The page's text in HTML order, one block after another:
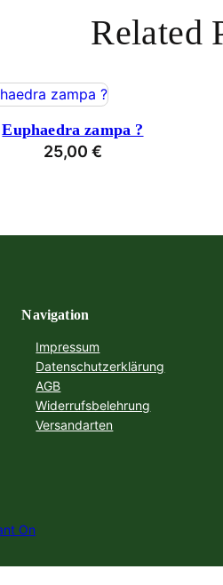
Related
Euphaedra zampa ?
25,00 €
Navigation
Impressum
Datenschutzerklärung
AGB
Widerrufsbelehrung
Versandarten
On